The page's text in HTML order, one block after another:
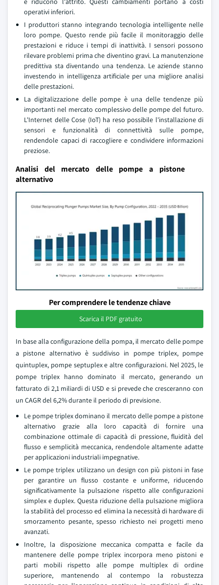
operativi inferiori.
I produttori stanno integrando tecnologia intelligente nelle
loro pompe. Questo rende più facile il monitoraggio delle
prestazioni e riduce i tempi di inattività. I sensori possono
rilevare problemi prima che diventino gravi. La manutenzione
predittiva sta diventando una tendenza. Le aziende stanno
investendo in intelligenza artificiale per una migliore analisi
delle prestazioni.
La digitalizzazione delle pompe è una delle tendenze più
importanti nel mercato complessivo delle pompe del futuro.
L'Internet delle Cose (IoT) ha reso possibile l'installazione di
sensori e funzionalità di connettività sulle pompe,
rendendole capaci di raccogliere e condividere informazioni
preziose.
Analisi del mercato delle pompe a pistone
alternativo
Per comprendere le tendenze chiave
Scarica il PDF gratuito
In base alla configurazione della pompa, il mercato delle pompe
a pistone alternativo è suddiviso in pompe triplex, pompe
quintuplex, pompe septuplex e altre configurazioni. Nel 2025, le
pompe triplex hanno dominato il mercato, generando un
fatturato di 2,1 miliardi di USD e si prevede che cresceranno con
un CAGR del 6,2% durante il periodo di previsione.
Le pompe triplex dominano il mercato delle pompe a pistone
alternativo grazie alla loro capacità di fornire una
combinazione ottimale di capacità di pressione, fluidità del
flusso e semplicità meccanica, rendendole altamente adatte
per applicazioni industriali impegnative.
Le pompe triplex utilizzano un design con più pistoni in fase
per garantire un flusso costante e uniforme, riducendo
significativamente la pulsazione rispetto alle configurazioni
simplex e duplex. Questa riduzione della pulsazione migliora
la stabilità del processo ed elimina la necessità di hardware di
smorzamento pesante, spesso richiesto nei progetti meno
avanzati.
Inoltre, la disposizione meccanica compatta e facile da
mantenere delle pompe triplex incorpora meno pistoni e
parti mobili rispetto alle pompe multiplex di ordine
superiore, mantenendo al contempo la robustezza